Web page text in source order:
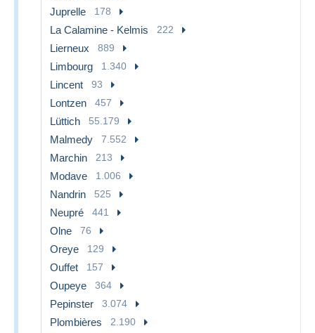
Juprelle 178
La Calamine - Kelmis 222
Lierneux 889
Limbourg 1.340
Lincent 93
Lontzen 457
Lüttich 55.179
Malmedy 7.552
Marchin 213
Modave 1.006
Nandrin 525
Neupré 441
Olne 76
Oreye 129
Ouffet 157
Oupeye 364
Pepinster 3.074
Plombières 2.190